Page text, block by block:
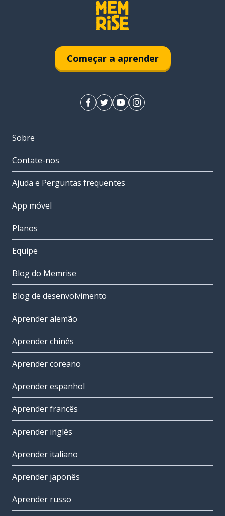
Começar a aprender
Sobre
Contate-nos
Ajuda e Perguntas frequentes
App móvel
Planos
Equipe
Blog do Memrise
Blog de desenvolvimento
Aprender alemão
Aprender chinês
Aprender coreano
Aprender espanhol
Aprender francês
Aprender inglês
Aprender italiano
Aprender japonês
Aprender russo